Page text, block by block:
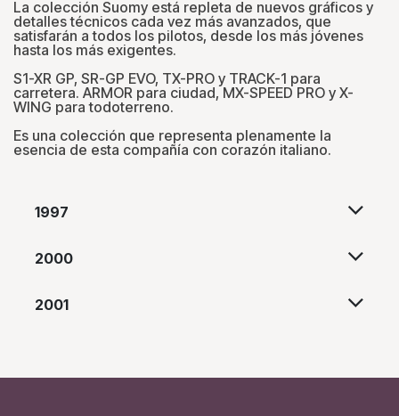
La colección Suomy está repleta de nuevos gráficos y
detalles técnicos cada vez más avanzados, que
satisfarán a todos los pilotos, desde los más jóvenes
hasta los más exigentes.
S1-XR GP, SR-GP EVO, TX-PRO y TRACK-1 para
carretera. ARMOR para ciudad, MX-SPEED PRO y X-
WING para todoterreno.
Es una colección que representa plenamente la
esencia de esta compañía con corazón italiano.
1997
2000
2001